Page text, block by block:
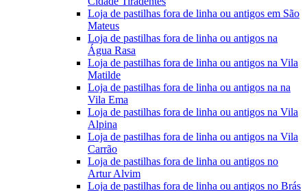
Loja de pastilhas fora de linha ou antigos em São
Mateus
Loja de pastilhas fora de linha ou antigos na
Água Rasa
Loja de pastilhas fora de linha ou antigos na Vila
Matilde
Loja de pastilhas fora de linha ou antigos na na
Vila Ema
Loja de pastilhas fora de linha ou antigos na Vila
Alpina
Loja de pastilhas fora de linha ou antigos na Vila
Carrão
Loja de pastilhas fora de linha ou antigos no
Artur Alvim
Loja de pastilhas fora de linha ou antigos no Brás